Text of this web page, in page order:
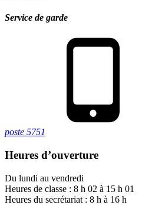
Service de garde
poste 5751
Heures d’ouverture
Du lundi au vendredi
Heures de classe : 8 h 02 à 15 h 01
Heures du secrétariat : 8 h à 16 h